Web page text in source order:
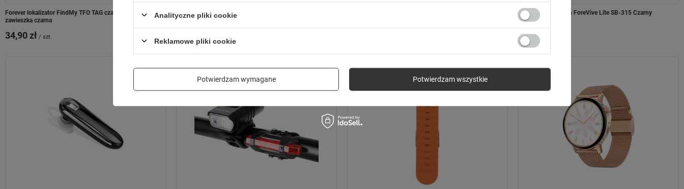
Forever lokalizator FindMy TFO TAG czarny + etui
zawieszka czarna
34,90 zł / szt.
Setty lokalizator FindMy okrągły TFO TAG 01 czarny + etui Forever Smartwatch ForeVive Lite SB-315 Czarny
129,00 zł
Analityczne pliki cookie
Reklamowe pliki cookie
Potwierdzam wymagane Potwierdzam wszystkie